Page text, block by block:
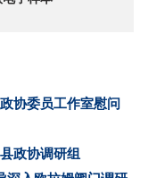
协委员工作室慰问
政协调研组